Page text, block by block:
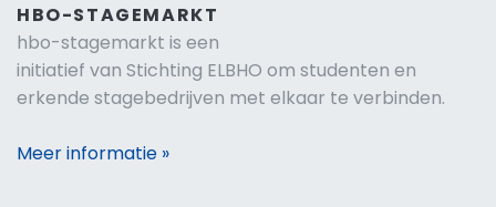
HBO-STAGEMARKT
hbo-stagemarkt is een
initiatief van Stichting ELBHO om studenten en
erkende stagebedrijven met elkaar te verbinden.
Meer informatie »